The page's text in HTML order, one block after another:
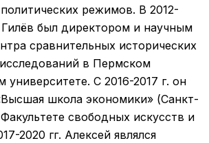
режимов. В 2012-
Гилёв был директором и научным
сравнительных исторических
в Пермском
университете. С 2016-2017 г. он
школа экономики» (Санкт-
свободных искусств и
2020 гг. Алексей являлся